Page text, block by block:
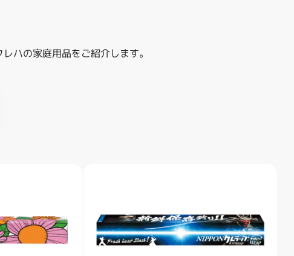
ハの家庭用品をご紹介します。